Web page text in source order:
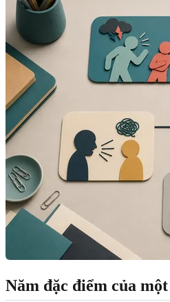
Năm đặc điểm của